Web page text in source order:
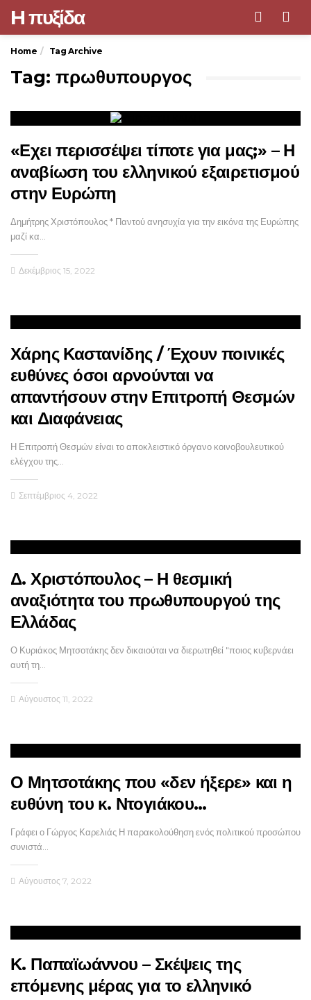
H πυξίδα
Home Tag Archive
Tag: πρωθυπουργος
«Εχει περισσέψει τίποτε για μας;» – Η
αναβίωση του ελληνικού εξαιρετισμού
στην Ευρώπη
Δημήτρης Χριστόπουλος * Παντού ανησυχία για την εικόνα της Ευρώπης
μαζί κα…
Δεκέμβριος 15, 2022
Χάρης Καστανίδης / Έχουν ποινικές
ευθύνες όσοι αρνούνται να
απαντήσουν στην Επιτροπή Θεσμών
και Διαφάνειας
Η Επιτροπή Θεσμών είναι το αποκλειστικό όργανο κοινοβουλευτικού
ελέγχου της…
Σεπτέμβριος 4, 2022
Δ. Χριστόπουλος – Η θεσμική
αναξιότητα του πρωθυπουργού της
Ελλάδας
Ο Κυριάκος Μητσοτάκης δεν δικαιούται να διερωτηθεί "ποιος κυβερνάει
αυτή τη…
Αύγουστος 11, 2022
Ο Μητσοτάκης που «δεν ήξερε» και η
ευθύνη του κ. Ντογιάκου…
Γράφει ο Γώργος Καρελιάς Η παρακολούθηση ενός πολιτικού προσώπου
συνιστά…
Αύγουστος 7, 2022
Κ. Παπαϊωάννου – Σκέψεις της
επόμενης μέρας για το ελληνικό